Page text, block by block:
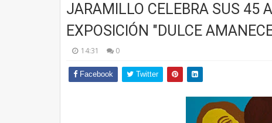
JARAMILLO CELEBRA SUS 45
EXPOSICIÓN "DULCE
14:31 0
Facebook Twitter